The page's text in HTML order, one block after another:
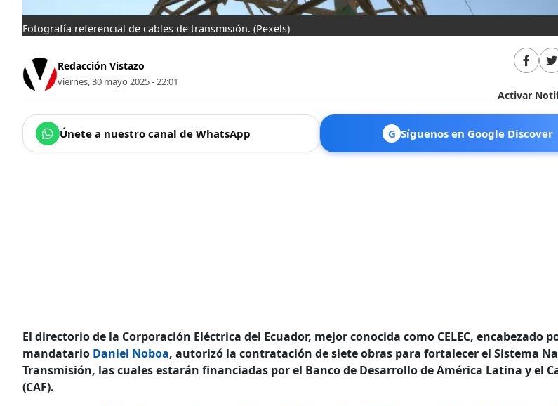
Fotografía referencial de cables de transmisión. (Pexels)
Redacción Vistazo
viernes, 30 mayo 2025 - 22:01
Activar
Únete a nuestro canal de WhatsApp G Síguenos en Google Discover
El directorio de la Corporación Eléctrica del Ecuador, mejor conocida como CELEC, ​​​​​encabezado
mandatario Daniel Noboa, autorizó la contratación de siete obras para fortalecer el Sistema
Transmisión, las cuales estarán financiadas por el Banco de Desarrollo de América Latina y el
(CAF).